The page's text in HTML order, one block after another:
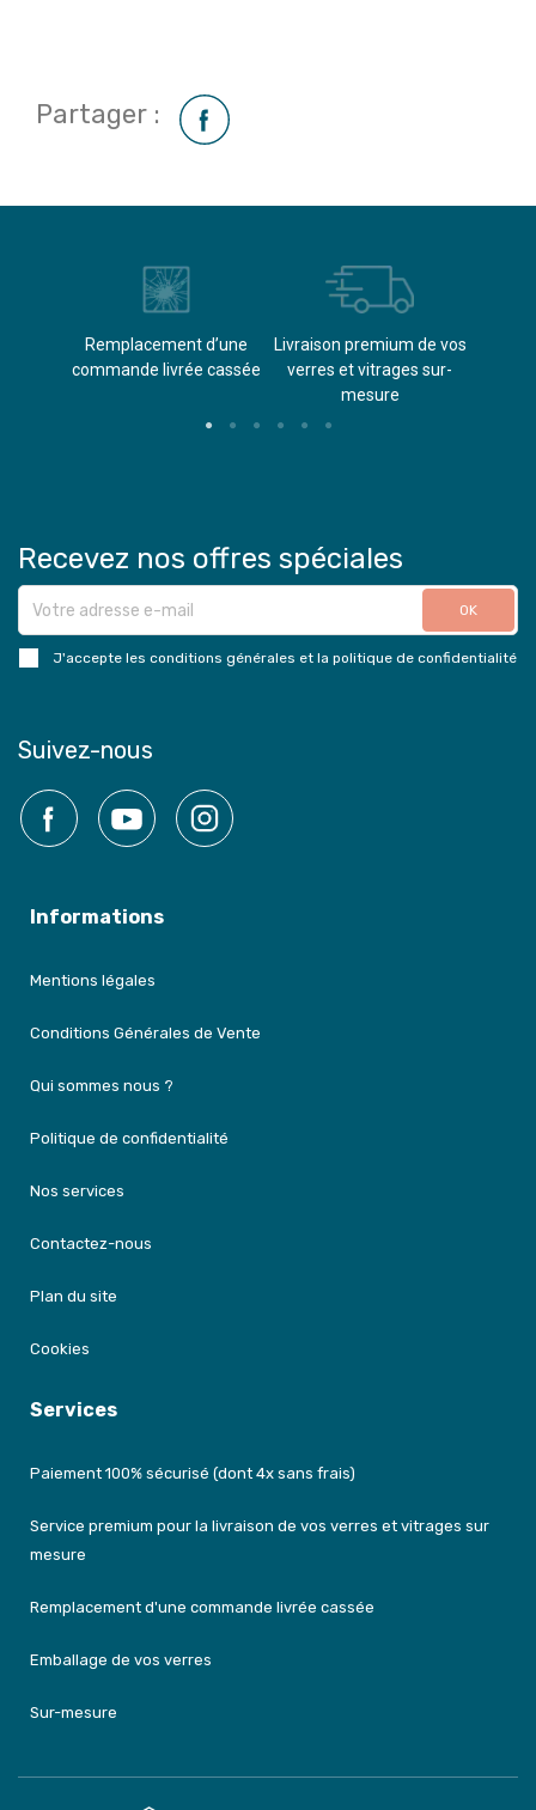
Partager :
Remplacement d’une
commande livrée cassée​
Livraison premium de vos
verres et vitrages sur-
mesure
Recevez nos offres spéciales
J'accepte les conditions générales et la politique de confidentialité
Suivez-nous
Facebook YouTube
Informations
Mentions légales
Conditions Générales de Vente
Qui sommes nous ?
Politique de confidentialité
Nos services
Contactez-nous
Plan du site
Cookies
Services
Paiement 100% sécurisé (dont 4x sans frais)
Service premium pour la livraison de vos verres et vitrages sur
mesure
Remplacement d'une commande livrée cassée
Emballage de vos verres
Sur-mesure